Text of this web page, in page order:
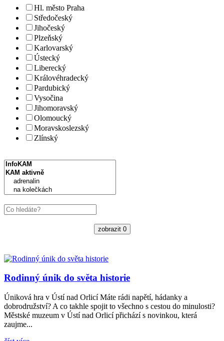
Hl. město Praha
Středočeský
Jihočeský
Plzeňský
Karlovarský
Ústecký
Liberecký
Královéhradecký
Pardubický
Vysočina
Jihomoravský
Olomoucký
Moravskoslezský
Zlínský
zobrazit 0
Rodinný únik do světa historie
Úniková hra v Ústí nad Orlicí Máte rádi napětí, hádanky a
dobrodružství? A co takhle spojit to všechno s cestou do minulosti?
Městské muzeum v Ústí nad Orlicí přichází s novinkou, která
zaujme...